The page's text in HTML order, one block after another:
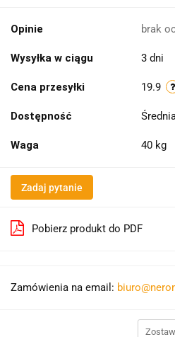
Opinie brak
Wysyłka w ciągu 3 dni
Cena przesyłki 19.9
Dostępność
Waga 40 kg
Zadaj pytanie
Pobierz produkt do PDF
Zamówienia na email: